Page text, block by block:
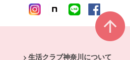
生活クラブ神奈川について